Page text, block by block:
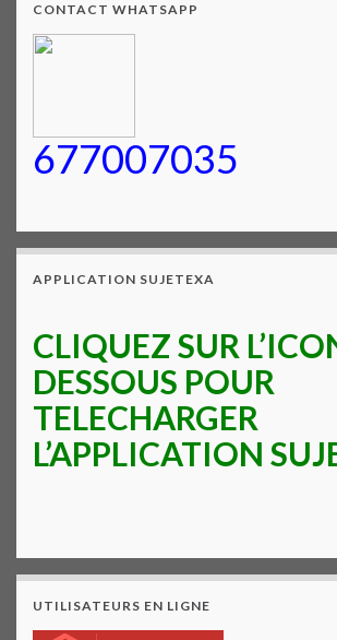
CONTACT WHATSAPP
677007035
APPLICATION SUJETEXA
CLIQUEZ SUR
DESSOUS POUR
TELECHARGER
L’APPLICATION
UTILISATEURS EN LIGNE